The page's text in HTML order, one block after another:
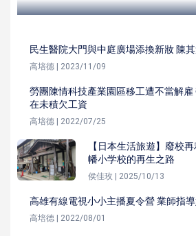
民生醫院大門與中庭廣場添換新妝 陳
高培德 | 2023/11/09
勞團陳情科技產業園區移工遭不當解
在未積欠工資
高培德 | 2022/07/25
【日本生活旅遊】廢校
幡小学校的再生之路
侯佳玫 | 2025/10/13
高雄有線電視小小主播夏令營 業師指
高培德 | 2022/08/01